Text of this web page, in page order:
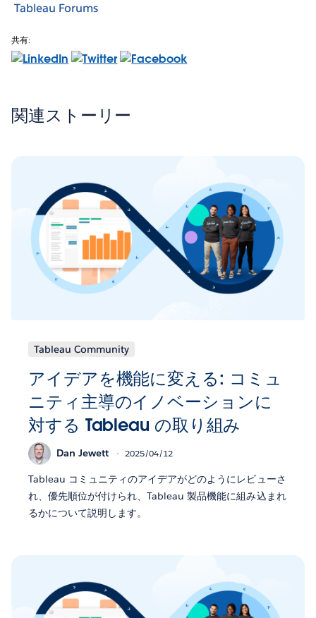
Tableau Forums
共有:
関連ストーリー
Tableau Community
アイデアを機能に変える: コミュ
ニティ主導のイノベーションに
対する Tableau の取り組み
Dan Jewett 2025/04/12
Tableau コミュニティのアイデアがどのようにレビューさ
れ、優先順位が付けられ、Tableau 製品機能に組み込まれ
るかについて説明します。